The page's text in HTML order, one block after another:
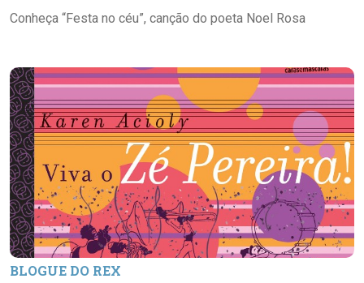
Conheça “Festa no céu”, canção do poeta Noel Rosa
BLOGUE DO REX